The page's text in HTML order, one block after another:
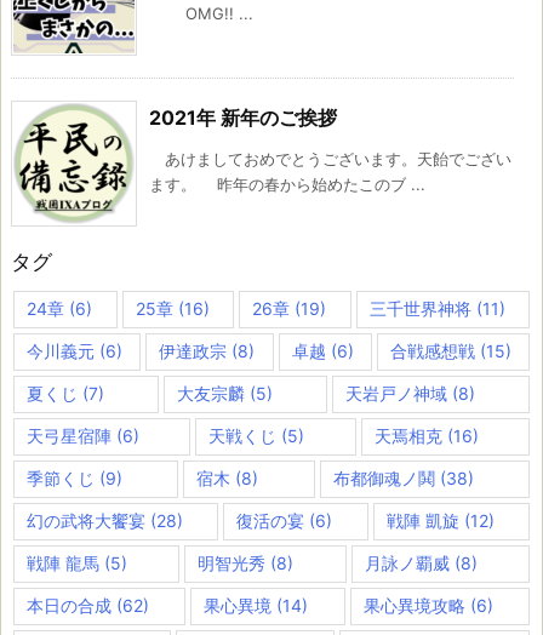
OMG!! ...
2021年 新年のご挨拶
あけましておめでとうございます。天飴でござい
ます。 昨年の春から始めたこのブ ...
タグ
24章 (6) 25章(16) 26章 (19) 三千世界神将(11)
今川義元 (6) 伊達政宗 (8) 卓越 (6) 合戦感想戦(15)
夏くじ (7) 大友宗麟 (5) 天岩戸ノ神域 (8)
天弓星宿陣 (6) 天戦くじ (5) 天焉相克(16)
季節くじ (9) 宿木 (8) 布都御魂ノ鬨(38)
幻の武将大饗宴 (28) 復活の宴 (6) 戦陣 凱旋 (12)
戦陣 龍馬 (5) 明智光秀 (8) 月詠ノ覇威(8)
本日の合成 (62) 果心異境 (14) 果心異境攻略 (6)